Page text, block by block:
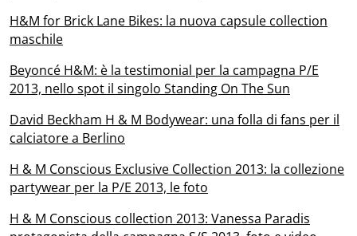
H&M for Brick Lane Bikes: la nuova capsule collection
maschile
Beyoncé H&M: è la testimonial per la campagna P/E
2013, nello spot il singolo Standing On The Sun
David Beckham H & M Bodywear: una folla di fans per il
calciatore a Berlino
H & M Conscious Exclusive Collection 2013: la collezione
partywear per la P/E 2013, le foto
H & M Conscious collection 2013: Vanessa Paradis